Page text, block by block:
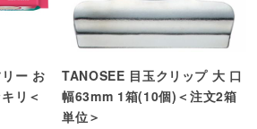
ー お
リ＜
TANOSEE 目玉クリップ 大 口
幅63mm 1箱(10個)＜注文2箱
単位＞